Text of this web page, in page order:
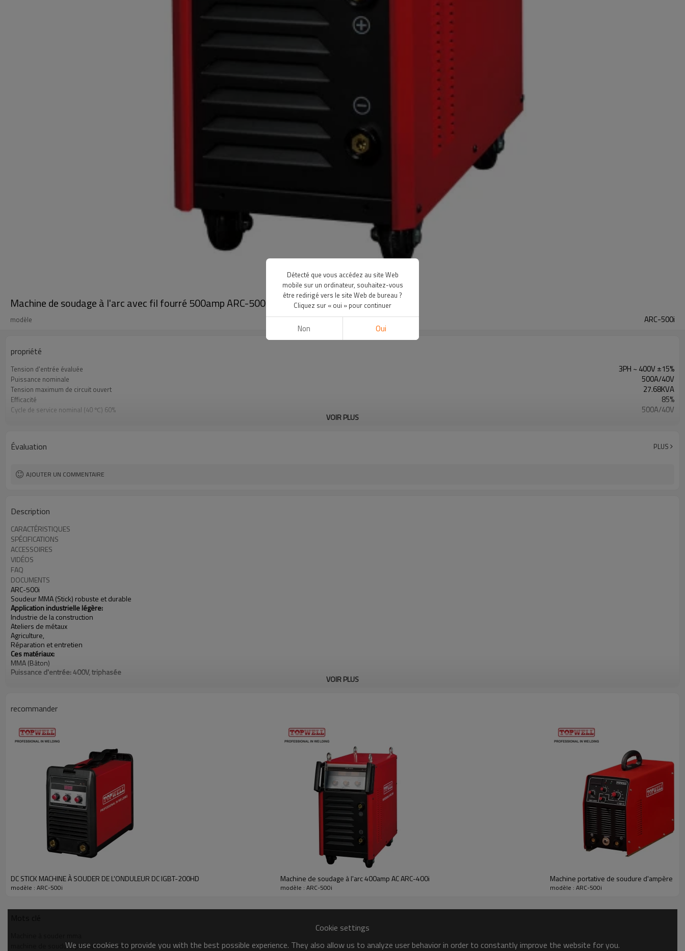
Machine de soudage à l'arc avec fil fourré 500amp ARC-500i
modèle ARC-500i
propriété
Tension d'entrée évaluée 3PH ~ 400V ±15%
Puissance nominale 500A/40V
Tension maximum de circuit ouvert 27.68KVA
Efficacité 85%
Cycle de service nominal (40 ℃) 60% 500A/40V
Garantie
Dimensions 680X310X650mm
VOIR PLUS
Évaluation PLUS
AJOUTER UN COMMENTAIRE
Description
CARACTÉRISTIQUES
SPÉCIFICATIONS
ACCESSOIRES
VIDÉOS
FAQ
DOCUMENTS
ARC-500i
Soudeur MMA (Stick) robuste et durable
Application industrielle légère:
Industrie de la construction
Ateliers de métaux
Agriculture,
Réparation et entretien
Ces matériaux:
MMA (Bâton)
Puissance d'entrée: 400V, triphasée
45kg
VOIR PLUS
recommander
DC STICK MACHINE À SOUDER DE L'ONDULEUR DC IGBT-200HD
modèle : ARC-500i
Machine de soudage à l'arc 400amp AC ARC-400i
modèle : ARC-500i
Machine portative de soudure d'ampère
modèle : ARC-500i
machine de soudure puissante de mma
Cookie settings
We use cookies to provide you with the best possible experience. They also allow us to analyze user behavior in order to constantly improve the website for you.
Détecté que vous accédez au site Web
mobile sur un ordinateur, souhaitez-vous
être redirigé vers le site Web de bureau ?
Cliquez sur « oui » pour continuer
Non Oui